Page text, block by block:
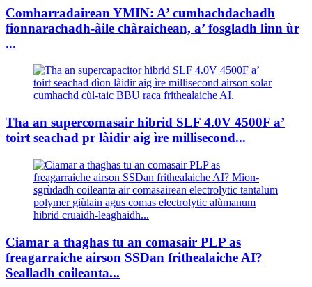
Comharradairean YMIN: A’ cumhachdachadh
fionnarachadh-àile chàraichean, a’ fosgladh linn ùr
...
Tha an supercomasair hibrid SLF 4.0V 4500F a’
toirt seachad pr làidir aig ìre millisecond...
Ciamar a thaghas tu an comasair PLP as
freagarraiche airson SSDan frithealaiche AI?
Sealladh coileanta...